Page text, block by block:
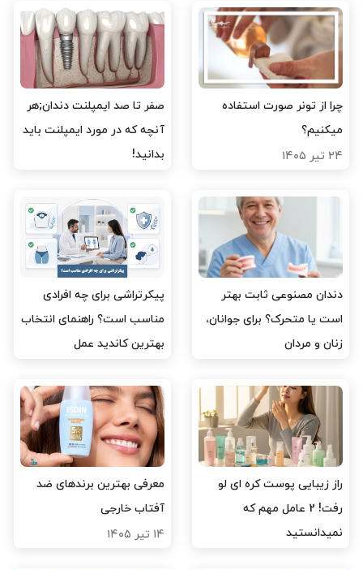
چرا از تونر صورت استفاده
میکنیم؟
۲۴ تیر ۱۴۰۵
صفر تا صد ایمپلنت دندان;هر
آنچه که در مورد ایمپلنت باید
بدانید!
دندان مصنوعی ثابت بهتر
است یا متحرک؟ برای جوانان،
زنان و مردان
پیکرتراشی برای چه افرادی
مناسب است؟ راهنمای انتخاب
بهترین کاندید عمل
راز زیبایی پوست کره ای لو
رفت! 2 عامل مهم که
نمیدانستید
معرفی بهترین برندهای ضد
آفتاب خارجی
۱۴ تیر ۱۴۰۵